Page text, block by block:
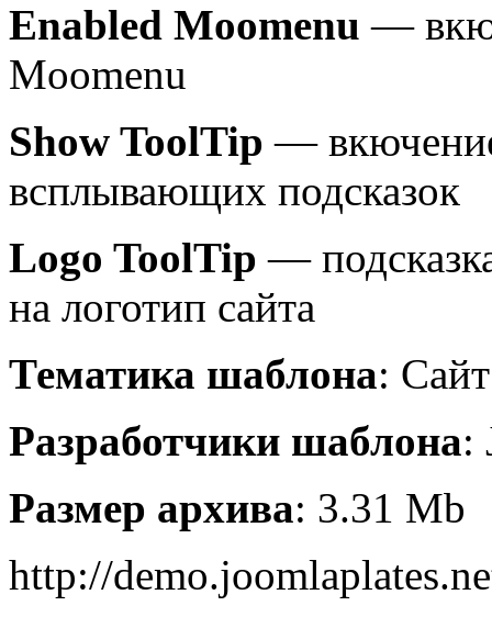
Enabled Moomenu —
Moomenu
Show ToolTip —
всплывающих подсказок
Logo ToolTip —
на логотип сайта
Тематика шаблона:
Разработчики шаблона:
Размер архива: 3.31 Mb
http://